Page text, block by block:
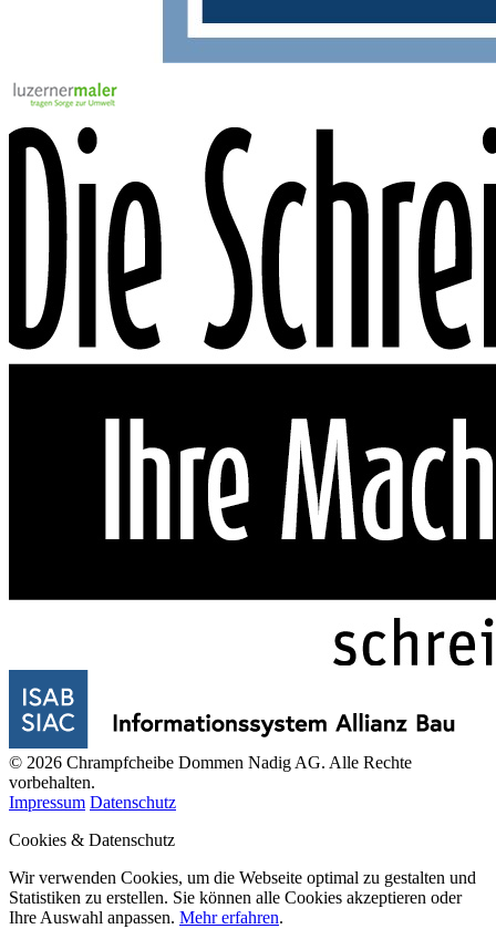
© 2026 Chrampfcheibe Dommen Nadig AG. Alle Rechte
vorbehalten.
Impressum Datenschutz
Cookies & Datenschutz
Wir verwenden Cookies, um die Webseite optimal zu gestalten und
Statistiken zu erstellen. Sie können alle Cookies akzeptieren oder
Ihre Auswahl anpassen. Mehr erfahren.